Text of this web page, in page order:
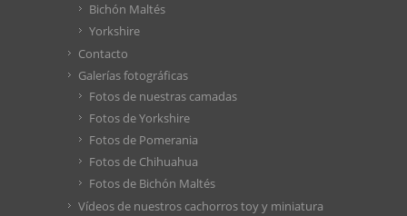
Bichón Maltés
Yorkshire
Contacto
Galerías fotográficas
Fotos de nuestras camadas
Fotos de Yorkshire
Fotos de Pomerania
Fotos de Chihuahua
Fotos de Bichón Maltés
Vídeos de nuestros cachorros toy y miniatura